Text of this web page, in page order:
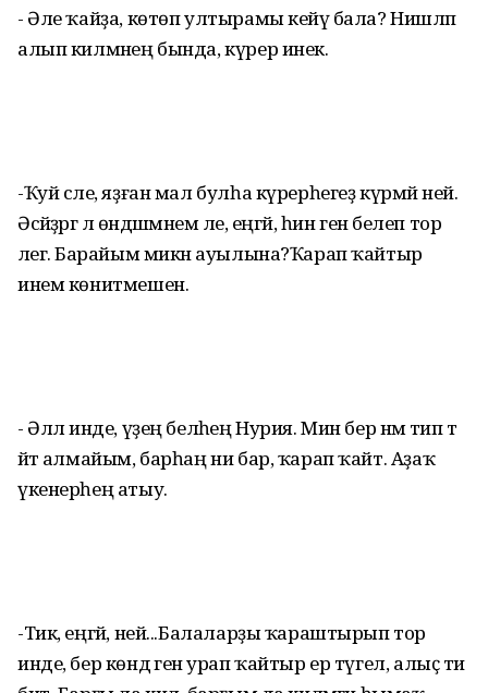
- Әле ҡайҙа, көтөп ултырамы кейәү бала? Нишләп
алып килмәнең бында, күрер инек.
-Ҡуй сәле, яҙған мал булһа күрерһегеҙ күрмәй ней.
Әсәйҙәргә лә өндәшмәнем әле, еңгәй, һин генә белеп тор
әлегә. Барайым микән ауылына?Ҡарап ҡайтыр
инем көнитмешен.
- Әллә инде, үҙең беләһең Нурия. Мин бер нәмә тип тә
әйтә алмайым, барһаң ни бар, ҡарап ҡайт. Аҙаҡ
үкенерһең атыу.
-Тик, еңгәй, ней...Балаларҙы ҡараштырып тор
инде, бер көндә генә урап ҡайтыр ер түгел, алыҫ ти